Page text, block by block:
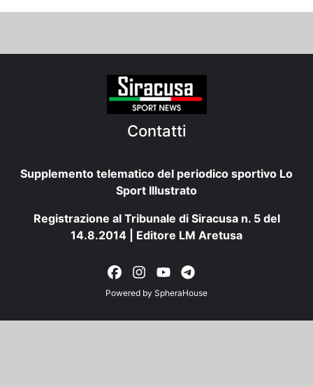
Contatti
Supplemento telematico del periodico sportivo Lo
Sport Illustrato
Registrazione al Tribunale di Siracusa n. 5 del
14.8.2014 | Editore LM Aretusa
Powered by SpheraHouse